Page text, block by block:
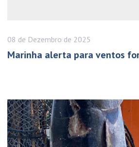
08 de Dezembro de 2025
Marinha alerta para ventos